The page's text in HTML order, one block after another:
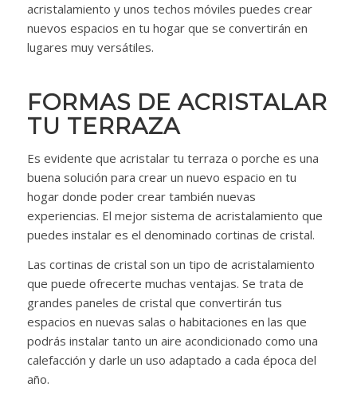
acristalamiento y unos techos móviles puedes crear
nuevos espacios en tu hogar que se convertirán en
lugares muy versátiles.
FORMAS DE ACRISTALAR
TU TERRAZA
Es evidente que acristalar tu terraza o porche es una
buena solución para crear un nuevo espacio en tu
hogar donde poder crear también nuevas
experiencias. El mejor sistema de acristalamiento que
puedes instalar es el denominado cortinas de cristal.
Las cortinas de cristal son un tipo de acristalamiento
que puede ofrecerte muchas ventajas. Se trata de
grandes paneles de cristal que convertirán tus
espacios en nuevas salas o habitaciones en las que
podrás instalar tanto un aire acondicionado como una
calefacción y darle un uso adaptado a cada época del
año.